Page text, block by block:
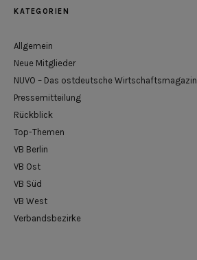
KATEGORIEN
Allgemein
Neue Mitglieder
NUVO – Das ostdeutsche Wirtschaftsmagazin
Pressemitteilung
Rückblick
Top-Themen
VB Berlin
VB Ost
VB Süd
VB West
Verbandsbezirke